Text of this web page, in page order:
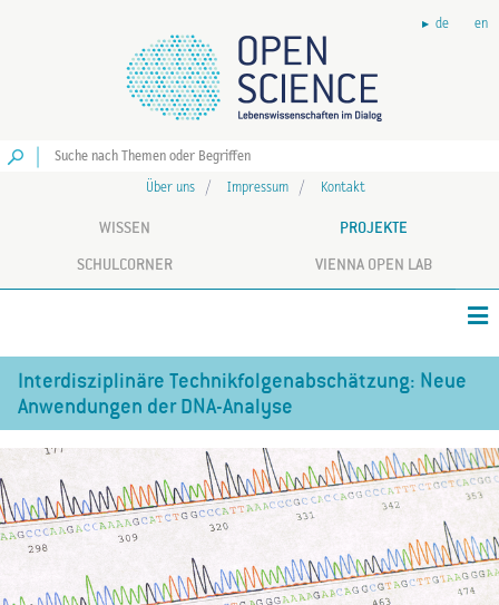
de en
Über uns Impressum Kontakt
WISSEN PROJEKTE
SCHULCORNER VIENNA OPEN LAB
Interdisziplinäre Technikfolgenabschätzung: Neue
Anwendungen der DNA-Analyse